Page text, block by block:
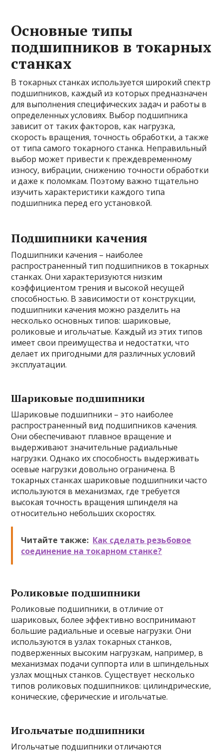
Основные типы
подшипников в токарных
станках
В токарных станках используется широкий спектр
подшипников, каждый из которых предназначен
для выполнения специфических задач и работы в
определенных условиях. Выбор подшипника
зависит от таких факторов, как нагрузка,
скорость вращения, точность обработки, а также
от типа самого токарного станка. Неправильный
выбор может привести к преждевременному
износу, вибрации, снижению точности обработки
и даже к поломкам. Поэтому важно тщательно
изучить характеристики каждого типа
подшипника перед его установкой.
Подшипники качения
Подшипники качения – наиболее
распространенный тип подшипников в токарных
станках. Они характеризуются низким
коэффициентом трения и высокой несущей
способностью. В зависимости от конструкции,
подшипники качения можно разделить на
несколько основных типов: шариковые,
роликовые и игольчатые. Каждый из этих типов
имеет свои преимущества и недостатки, что
делает их пригодными для различных условий
эксплуатации.
Шариковые подшипники
Шариковые подшипники – это наиболее
распространенный вид подшипников качения.
Они обеспечивают плавное вращение и
выдерживают значительные радиальные
нагрузки. Однако их способность выдерживать
осевые нагрузки довольно ограничена. В
токарных станках шариковые подшипники часто
используются в механизмах, где требуется
высокая точность вращения шпинделя на
относительно небольших скоростях.
Читайте также: Как сделать резьбовое
соединение на токарном станке?
Роликовые подшипники
Роликовые подшипники, в отличие от
шариковых, более эффективно воспринимают
большие радиальные и осевые нагрузки. Они
используются в узлах токарных станков,
подверженных высоким нагрузкам, например, в
механизмах подачи суппорта или в шпиндельных
узлах мощных станков. Существует несколько
типов роликовых подшипников: цилиндрические,
конические, сферические и игольчатые.
Игольчатые подшипники
Игольчатые подшипники отличаются